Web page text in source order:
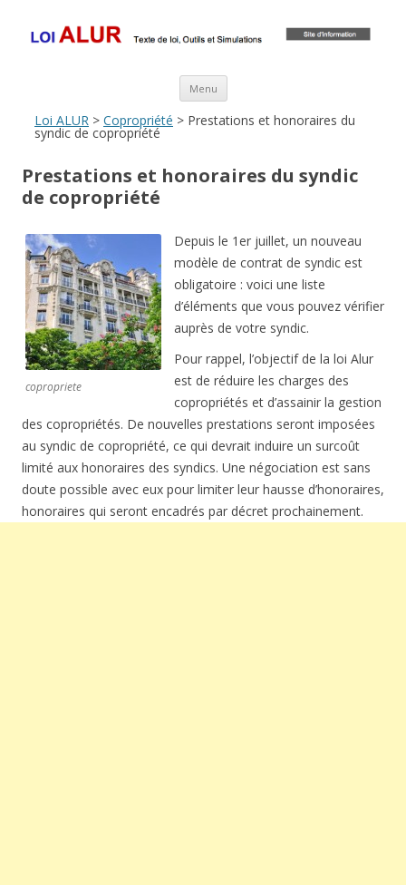
Loi ALUR
ALUR
Menu Aller au contenu principal
Loi ALUR > Copropriété > Prestations et honoraires du
syndic de copropriété
Prestations et honoraires du syndic
de copropriété
copropriete
Depuis le 1er juillet, un nouveau
modèle de contrat de syndic est
obligatoire : voici une liste
d’éléments que vous pouvez vérifier
auprès de votre syndic.
Pour rappel, l’objectif de la loi Alur
est de réduire les charges des
copropriétés et d’assainir la gestion
des copropriétés. De nouvelles prestations seront imposées
au syndic de copropriété, ce qui devrait induire un surcoût
limité aux honoraires des syndics. Une négociation est sans
doute possible avec eux pour limiter leur hausse d’honoraires,
honoraires qui seront encadrés par décret prochainement.